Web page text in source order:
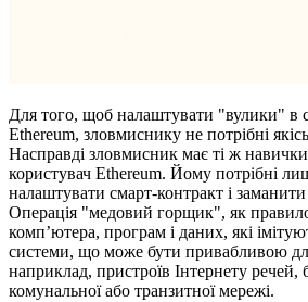
Для того, щоб налаштувати "вулики" в
Ethereum, зловмиснику не потрібні
Насправді зловмисник має ті ж
користувач Ethereum. Йому потрібні
налаштувати смарт-контракт і
Операція "медовий горщик", як
комп’ютера, програм і даних, які
системи, що може бути привабливою
наприклад, пристроїв Інтернету речей,
комунальної або транзитної мережі.